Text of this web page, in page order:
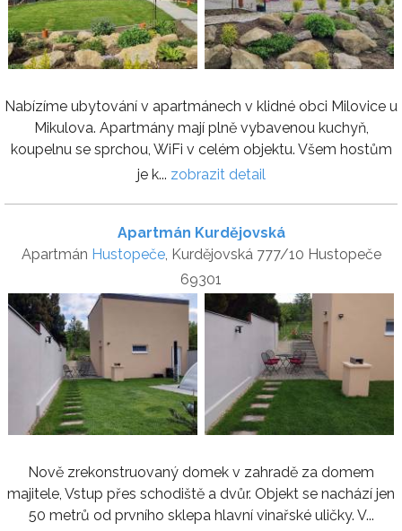
Nabízíme ubytování v apartmánech v klidné obci Milovice u
Mikulova. Apartmány mají plně vybavenou kuchyň,
koupelnu se sprchou, WiFi v celém objektu. Všem hostům
je k... zobrazit detail
Apartmán Kurdějovská
Apartmán Hustopeče, Kurdějovská 777/10 Hustopeče
69301
Nově zrekonstruovaný domek v zahradě za domem
majitele, Vstup přes schodiště a dvůr. Objekt se nachází jen
50 metrů od prvního sklepa hlavní vinařské uličky. V...